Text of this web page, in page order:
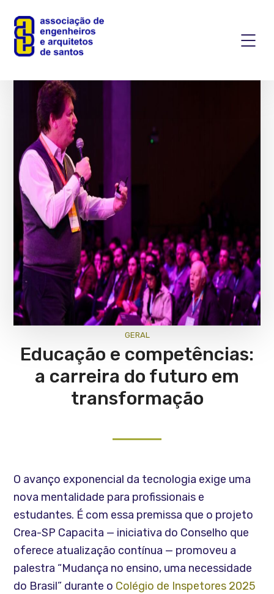
GERAL
Educação e competências:
a carreira do futuro em
transformação
O avanço exponencial da tecnologia exige uma
nova mentalidade para profissionais e
estudantes. É com essa premissa que o projeto
Crea-SP Capacita — iniciativa do Conselho que
oferece atualização contínua — promoveu a
palestra “Mudança no ensino, uma necessidade
do Brasil” durante o Colégio de Inspetores 2025